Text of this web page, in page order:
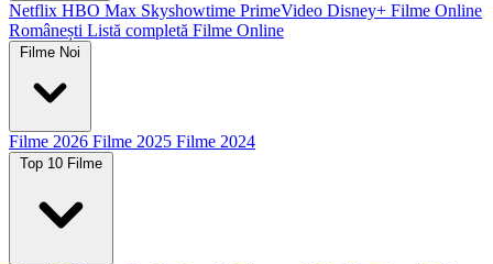
Netflix HBO Max Skyshowtime PrimeVideo Disney+ Filme Online
Românești Listă completă Filme Online
Filme Noi
Filme 2026 Filme 2025 Filme 2024
Top 10 Filme